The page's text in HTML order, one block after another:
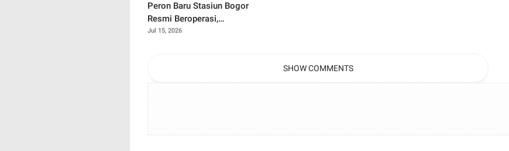
Peron Baru Stasiun Bogor
Resmi Beroperasi,
Commuter Line SF12 Siap
Jul 15, 2026
SHOW COMMENTS